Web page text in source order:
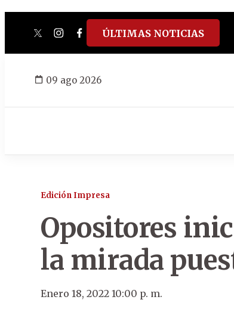
twitterinstagram
facebook
tiktokyoutube
spotify
ÚLTIMAS NOTICIAS
09 ago 2026
Edición Impresa
Opositores
la mirada
Enero 18, 2022 10:00 p. m.